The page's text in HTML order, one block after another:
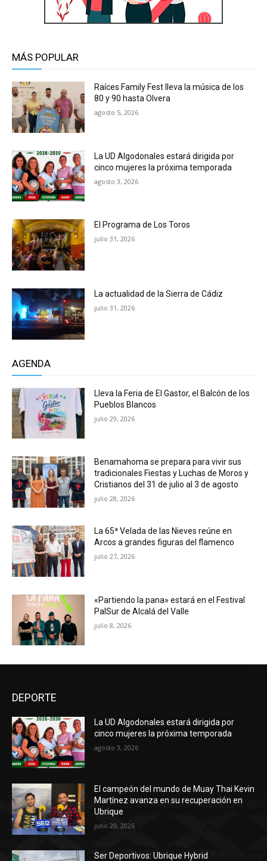
MÁS POPULAR
Raíces Family Fest lleva la música de los
80 y 90 hasta Olvera
agosto 5, 2026
La UD Algodonales estará dirigida por
cinco mujeres la próxima temporada
agosto 3, 2026
El Programa de Los Toros
julio 31, 2026
La actualidad de la Sierra de Cádiz
julio 31, 2026
AGENDA
Lleva la Feria de El Gastor, el Balcón de los
Pueblos Blancos
julio 29, 2026
Benamahoma se prepara para vivir sus
tradicionales Fiestas y Luchas de Moros y
Cristianos del 31 de julio al 3 de agosto
julio 28, 2026
La 65ª Velada de las Nieves reúne en
Arcos a grandes figuras del flamenco
julio 27, 2026
«Partiendo la pana» estará en el Festival
PalSur de Alcalá del Valle
julio 8, 2026
DEPORTE
La UD Algodonales estará dirigida por
cinco mujeres la próxima temporada
agosto 3, 2026
El campeón del mundo de Muay Thai Kevin
Martínez avanza en su recuperación en
Ubrique
julio 29, 2026
Ser Deportivos: Ubrique Hybrid